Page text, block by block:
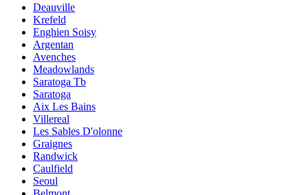
Deauville
Krefeld
Enghien Soisy
Argentan
Avenches
Meadowlands
Saratoga Tb
Saratoga
Aix Les Bains
Villereal
Les Sables D'olonne
Graignes
Randwick
Caulfield
Seoul